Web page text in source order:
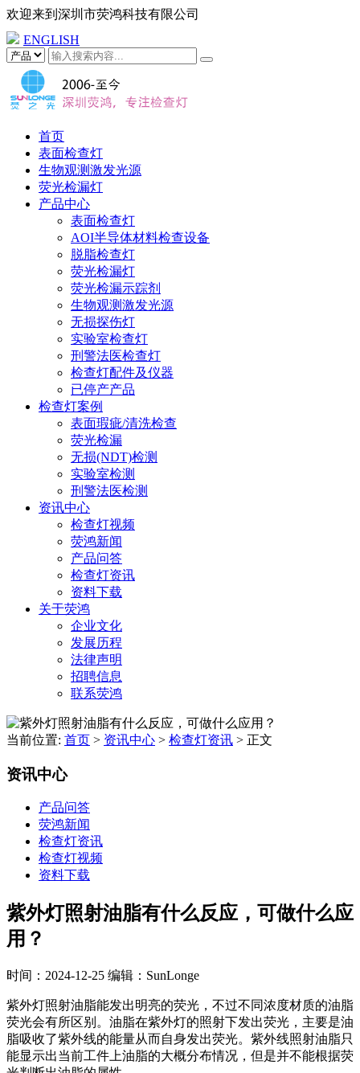
欢迎来到 深圳市荧鸿科技有限公司
ENGLISH
首页
表面检查灯
生物观测激发光源
荧光检漏灯
产品中心
表面检查灯
AOI半导体材料检查设备
脱脂检查灯
荧光检漏灯
荧光检漏示踪剂
生物观测激发光源
无损探伤灯
实验室检查灯
刑警法医检查灯
检查灯配件及仪器
已停产产品
检查灯案例
表面瑕疵/清洗检查
荧光检漏
无损(NDT)检测
实验室检测
刑警法医检测
资讯中心
检查灯视频
荧鸿新闻
产品问答
检查灯资讯
资料下载
关于荧鸿
企业文化
发展历程
法律声明
招聘信息
联系荧鸿
当前位置: 首页 > 资讯中心 > 检查灯资讯 > 正文
资讯中心
产品问答
荧鸿新闻
检查灯资讯
检查灯视频
资料下载
紫外灯照射油脂有什么反应，可做什么应
用？
时间：2024-12-25 编辑：SunLonge
紫外灯照射油脂能发出明亮的荧光，不过不同浓度材质的油脂
荧光会有所区别。油脂在紫外灯的照射下发出荧光，主要是油
脂吸收了紫外线的能量从而自身发出荧光。紫外线照射油脂只
能显示出当前工件上油脂的大概分布情况，但是并不能根据荧